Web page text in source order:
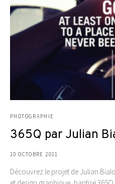
PHOTOGRAPHIE
365Q par Julian
10 OCTOBRE 2011
Découvrez le projet de Julian